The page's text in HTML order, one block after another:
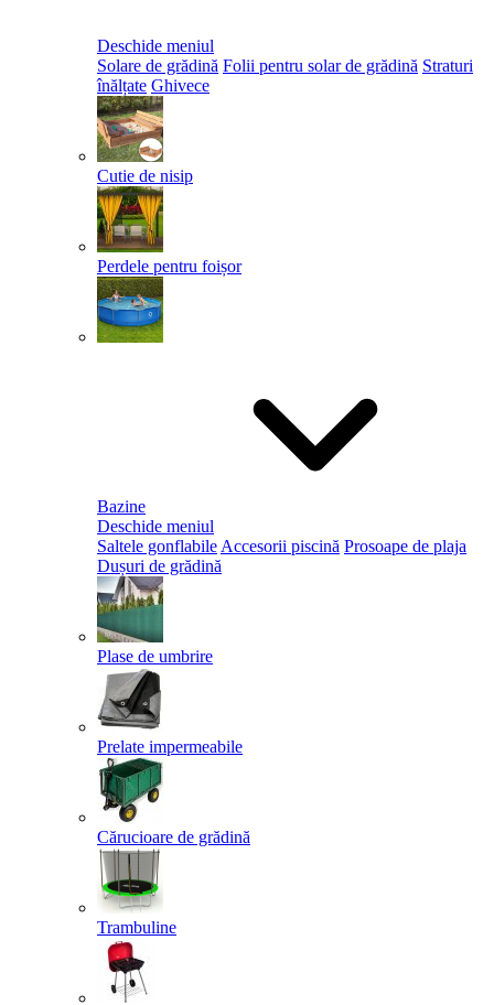
Deschide meniul
Solare de grădină Folii pentru solar de grădină Straturi
înălțate Ghivece
Cutie de nisip
Perdele pentru foișor
Bazine
Deschide meniul
Saltele gonflabile Accesorii piscină Prosoape de plaja
Dușuri de grădină
Plase de umbrire
Prelate impermeabile
Cărucioare de grădină
Trambuline